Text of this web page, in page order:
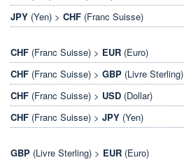
JPY (Yen) > CHF (Franc Suisse)
CHF (Franc Suisse) > EUR (Euro)
CHF (Franc Suisse) > GBP (Livre Sterling)
CHF (Franc Suisse) > USD (Dollar)
CHF (Franc Suisse) > JPY (Yen)
GBP (Livre Sterling) > EUR (Euro)